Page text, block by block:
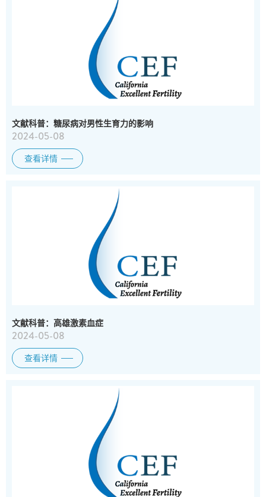
文献科普：糖尿病对男性生育力的影响
2024-05-08
查看详情
文献科普：高雄激素血症
2024-05-08
查看详情